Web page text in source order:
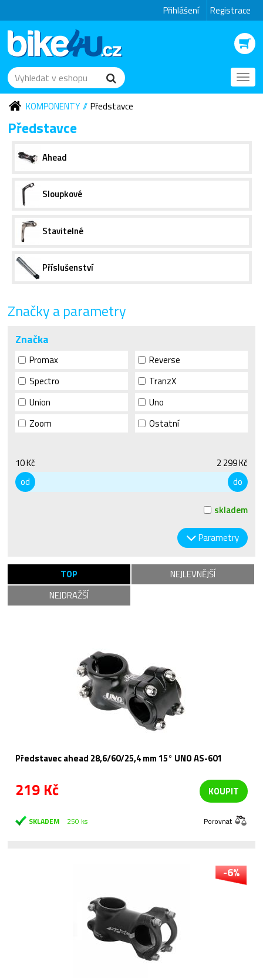
Přihlášení Registrace
KOMPONENTY
Představce
Představce
Ahead
Sloupkové
Stavitelné
Příslušenství
Značky a parametry
Značka
Promax
Reverse
Spectro
TranzX
Union
Uno
Zoom
Ostatní
10 Kč
2 299 Kč
od
do
skladem
Parametry
TOP
NEJLEVNĚJŠÍ
NEJDRAŽŠÍ
Představec ahead 28,6/60/25,4 mm 15° UNO AS-601
219 Kč KOUPIT
SKLADEM 250 ks Porovnat
-6%